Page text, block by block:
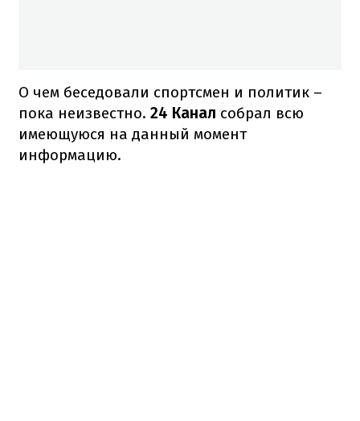
О чем беседовали спортсмен и политик –
пока неизвестно. 24 Канал собрал всю
имеющуюся на данный момент
информацию.